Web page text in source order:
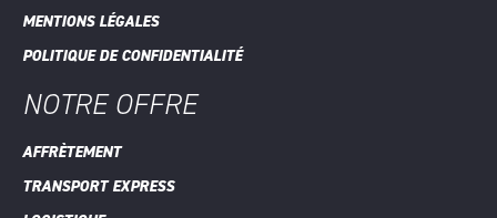
MENTIONS LÉGALES
POLITIQUE DE CONFIDENTIALITÉ
NOTRE OFFRE
AFFRÈTEMENT
TRANSPORT EXPRESS